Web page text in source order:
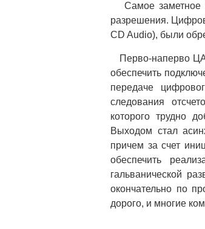
Самое заметное
разрешения.
CD Audio), были
Перво-наперво
обеспечить
передаче
следования
которого трудно
Выходом стал
причем за счет
обеспечить
гальванической
окончательно по
дорого, и многие